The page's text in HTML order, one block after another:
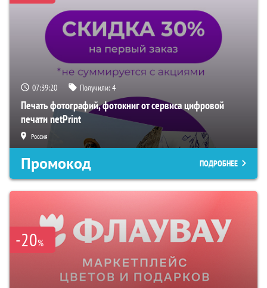
07:39:18 Получили:4
Печать фотографий, фотокниг от сервиса цифровой
печати netPrint
Россия
Промокод ПОДРОБНЕЕ
-20%